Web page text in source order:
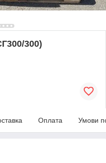
300)
Оплата Умови